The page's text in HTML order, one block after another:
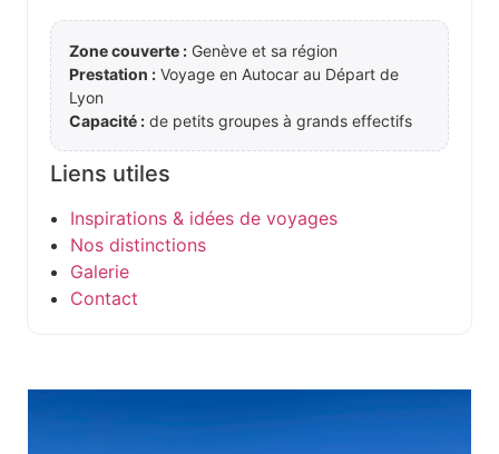
Zone couverte : Genève et sa région
Prestation : Voyage en Autocar au Départ de
Lyon
Capacité : de petits groupes à grands effectifs
Liens utiles
Inspirations & idées de voyages
Nos distinctions
Galerie
Contact